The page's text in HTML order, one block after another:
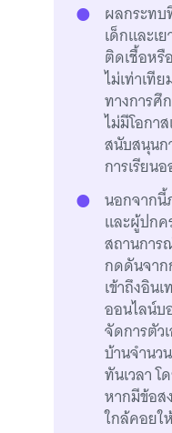
ผลกระทบ
เด็กและเ
ติดเชื้อหรื
ไม่เท่าเที
ทางการศึ
ไม่มีโอกา
สนับสนุนก
การเรียน
นอกจากนี้
และผู้ปกค
สถานการ
กดดันจาก
เข้าถึงอิน
ออนไลน์บ
จัดการตัว
บ้านจำนว
ทันเวลา โ
หากมีข้อส
ใกล้คอยใ